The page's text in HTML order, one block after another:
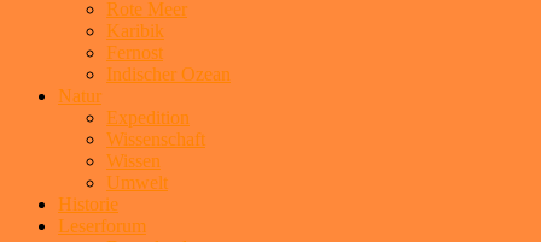
Rote Meer
Karibik
Fernost
Indischer Ozean
Natur
Expedition
Wissenschaft
Wissen
Umwelt
Historie
Leserforum